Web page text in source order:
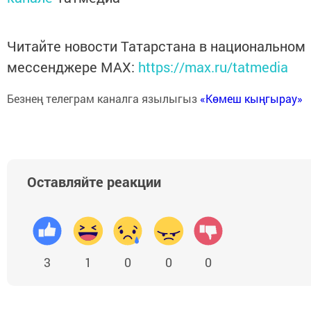
Читайте новости Татарстана в национальном
мессенджере MАХ: https://max.ru/tatmedia
Безнең телеграм каналга язылыгыз «Көмеш кыңгырау»
Оставляйте реакции
3 1 0 0 0